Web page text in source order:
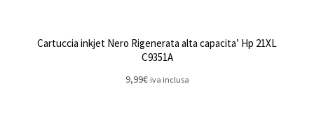
Cartuccia inkjet Nero Rigenerata alta capacita’ Hp 21XL
C9351A
9,99€ iva inclusa